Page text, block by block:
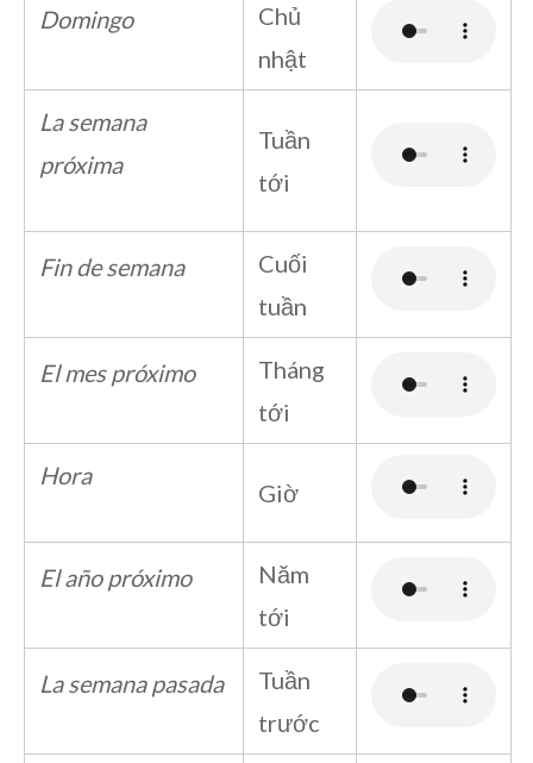
Domingo
Chủ
nhật
La semana
próxima
Tuần
tới
Fin de semana
Cuối
tuần
El mes próximo
Tháng
tới
Hora
Giờ
El año próximo
Năm
tới
La semana pasada
Tuần
trước